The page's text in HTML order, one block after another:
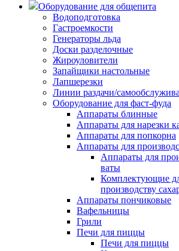
Оборудование для общепита
Водоподготовка
Гастроемкости
Генераторы льда
Доски разделочные
Жироуловители
Запайщики настольные
Лапшерезки
Линии раздачи/
Оборудование для фаст-фуда
Аппараты блинные
Аппараты для нарезки
Аппараты для попкорна
Аппараты для
Аппараты для
ваты
Комплектующие
производству
Аппараты пончиковые
Вафельницы
Грили
Печи для пиццы
Печи для пиццы